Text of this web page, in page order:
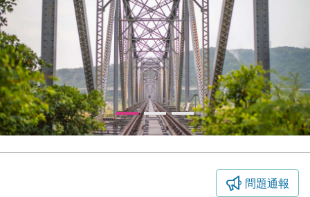
問題通報